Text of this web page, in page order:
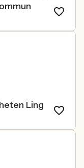
Ling